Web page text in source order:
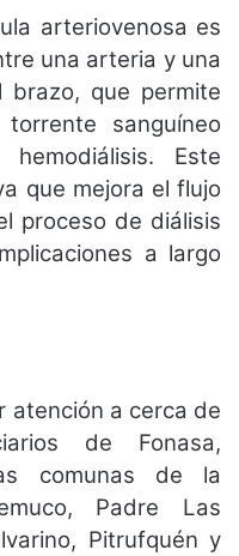
arteriovenosa es
una arteria y una
brazo, que permite
sanguíneo
Este
que mejora el flujo
proceso de diálisis
a largo
atención a cerca de
de Fonasa,
comunas de la
Padre Las
Pitrufquén y